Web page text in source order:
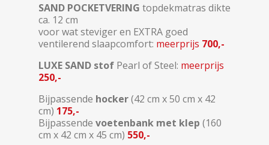
SAND POCKETVERING topdekmatras dikte
ca. 12 cm
voor wat steviger en EXTRA goed
ventilerend slaapcomfort: meerprijs 700,-
LUXE SAND stof Pearl of Steel: meerprijs
250,-
Bijpassende hocker(42 cm x 50 cm x 42
cm) 175,-
Bijpassende voetenbank met klep (160
cm x 42 cm x 45 cm) 550,-